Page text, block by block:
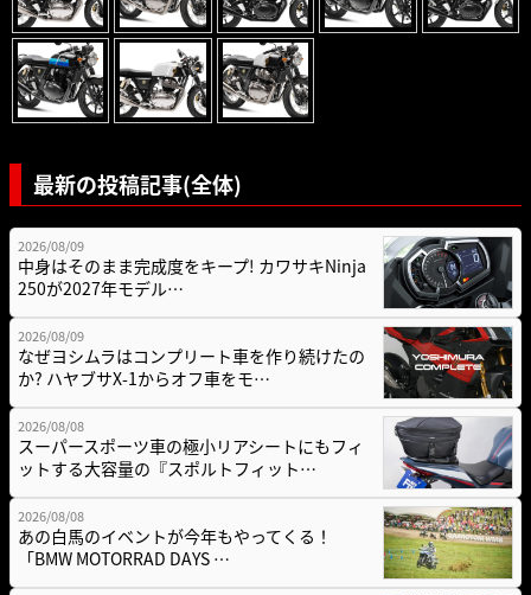
最新の投稿記事(全体)
2026/08/09
中身はそのまま完成度をキープ! カワサキNinja
250が2027年モデル…
2026/08/09
なぜヨシムラはコンプリート車を作り続けたの
か? ハヤブサX-1からオフ車をモ…
2026/08/08
スーパースポーツ車の極小リアシートにもフィ
ットする大容量の『スポルトフィット…
2026/08/08
あの白馬のイベントが今年もやってくる！
「BMW MOTORRAD DAYS …